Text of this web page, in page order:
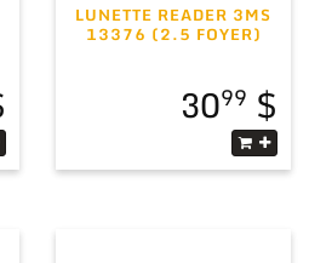
LUNETTE READER 3MS
13376 (2.5 FOYER)
3099